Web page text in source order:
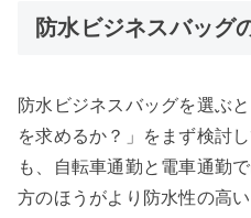
防水ビジネスバッグ
防水ビジネスバッグを選ぶ
を求めるか？」をまず検討
も、自転車通勤と電車通勤
方のほうがより防水性の高